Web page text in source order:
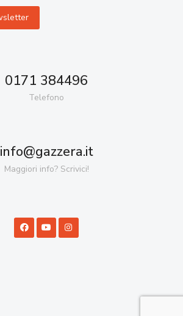
0171 384496
Telefono
info@gazzera.it
Maggiori info? Scrivici!